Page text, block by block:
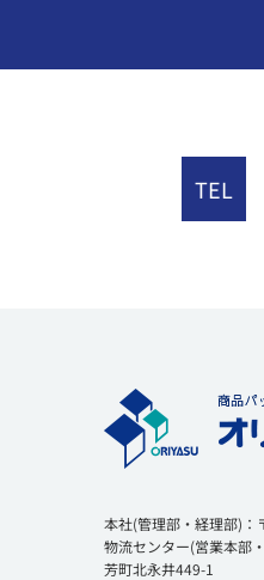
TEL
本社(管理部・経理部)
物流センター(営業本部
芳町北永井449-1